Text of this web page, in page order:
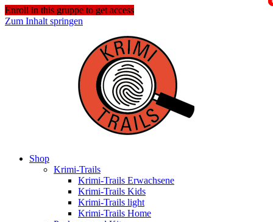
Enroll in this gruppe to get access
Zum Inhalt springen
Shop
Krimi-Trails
Krimi-Trails Erwachsene
Krimi-Trails Kids
Krimi-Trails light
Krimi-Trails Home